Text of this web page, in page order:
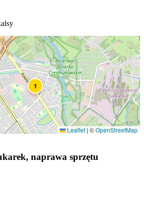
1
Leaflet | ©OpenStreetMap
naprawa sprzętu